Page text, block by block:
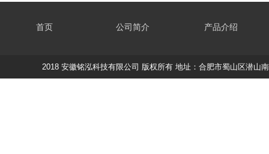
首页 公司简介 产品介绍
2018 安徽铭泓科技有限公司 版权所有 地址：合肥市蜀山区潜山